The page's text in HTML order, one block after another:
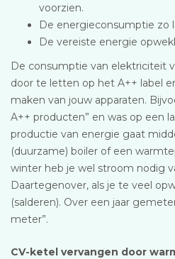
voorzien.
De energieconsumptie zo
De vereiste energie
De consumptie van elektriciteit
door te letten op het A++ label
maken van jouw apparaten.
A++ producten” en was op een
productie van energie gaat
(duurzame) boiler of een
winter heb je wel stroom nodig
Daartegenover, als je te veel
(salderen). Over een jaar
meter”.
CV-ketel vervangen door